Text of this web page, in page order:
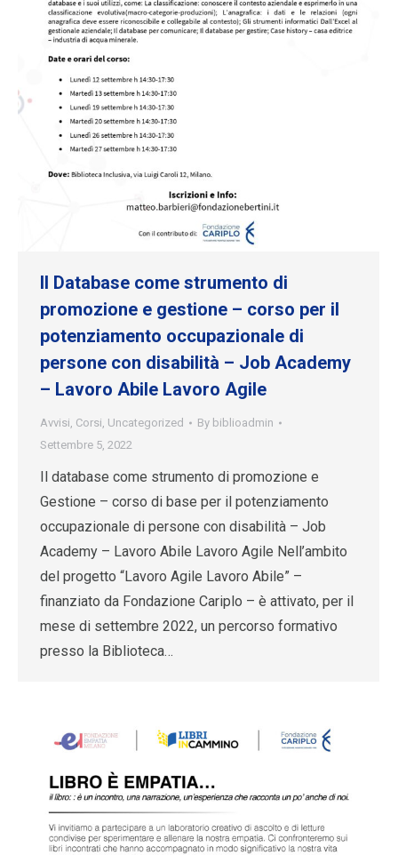
Il Database come strumento di
promozione e gestione – corso per il
potenziamento occupazionale di
persone con disabilità – Job Academy
– Lavoro Abile Lavoro Agile
Avvisi, Corsi, Uncategorized By biblioadmin
Settembre 5, 2022
Il database come strumento di promozione e
Gestione – corso di base per il potenziamento
occupazionale di persone con disabilità – Job
Academy – Lavoro Abile Lavoro Agile Nell’ambito
del progetto “Lavoro Agile Lavoro Abile” –
finanziato da Fondazione Cariplo – è attivato, per il
mese di settembre 2022, un percorso formativo
presso la Biblioteca…